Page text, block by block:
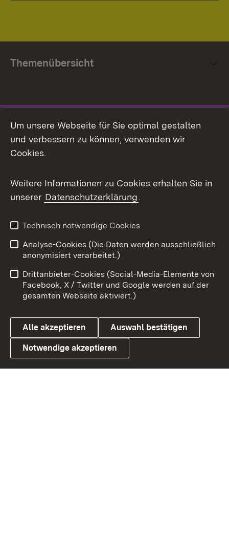
Themenübersicht
Facebook
X / Twitter
Youtube
Link zum Landesportal
Impressum
Kontakt
Barrierefreiheit
Datenschutz
Cookies
Um unsere Webseite für Sie optimal gestalten
und verbessern zu können, verwenden wir
Cookies.
Weitere Informationen zu Cookies erhalten Sie in
unserer Datenschutzerklärung.
Technisch notwendige Cookies
Analyse-Cookies (Die Daten werden ausschließlich
anonymisiert verarbeitet.)
Drittanbieter-Cookies (Social-Media-Elemente von
Facebook, X / Twitter und Google werden auf der
gesamten Webseite aktiviert.)
Alle akzeptieren Auswahl bestätigen
Notwendige akzeptieren